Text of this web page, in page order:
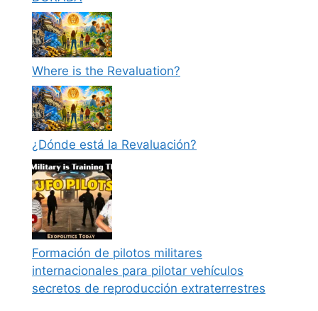
Where is the Revaluation?
¿Dónde está la Revaluación?
Formación de pilotos militares
internacionales para pilotar vehículos
secretos de reproducción extraterrestres